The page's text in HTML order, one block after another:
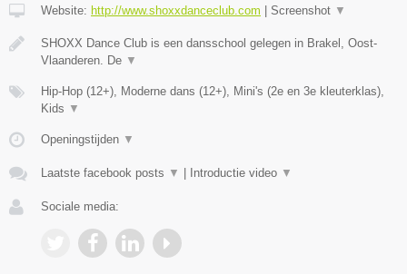
Website: http://www.shoxxdanceclub.com | Screenshot ▼
SHOXX Dance Club is een dansschool gelegen in Brakel, Oost-
Vlaanderen. De ▼
Hip-Hop (12+), Moderne dans (12+), Mini's (2e en 3e kleuterklas),
Kids ▼
Openingstijden ▼
Laatste facebook posts ▼ | Introductie video ▼
Sociale media: